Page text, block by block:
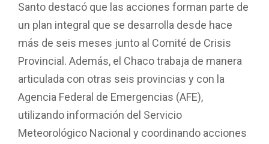
Santo destacó que las acciones forman parte de
un plan integral que se desarrolla desde hace
más de seis meses junto al Comité de Crisis
Provincial. Además, el Chaco trabaja de manera
articulada con otras seis provincias y con la
Agencia Federal de Emergencias (AFE),
utilizando información del Servicio
Meteorológico Nacional y coordinando acciones